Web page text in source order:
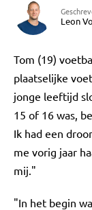
Leon
Tom (19)
plaatselijke
jonge leeftijd
15 of 16 was,
Ik had een
me vorig jaar
mij."
"In het begin